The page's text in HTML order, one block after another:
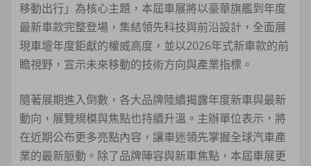
移動出行」為核心主題，本屆車展將以豪華旗艦到年度
最新車款完整登場，集結領先科技與前沿設計，全面展
現車壇年度鉅獻的權威高度，並以2026年式新車款的前
瞻視野，宣示未來移動的技術方向與產業指標。
隨著展期進入倒數，各大品牌陸續揭露年度新車與最新
動向，展覽規模與焦點也持續升溫。主辦單位表示，將
在近期公布更多亮點內容，讓車迷領先掌握全球汽車產
業的最新脈動。除了品牌陣容與新車焦點，本屆車展更